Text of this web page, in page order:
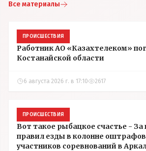
Все материалы
ПРОИСШЕСТВИЯ
Работник АО «Казахтелеком»
Костанайской области
6 августа 2026 г. в 17:10 2617
ПРОИСШЕСТВИЯ
Вот такое рыбацкое счастье -
правил езды в колонне
участников соревнований в